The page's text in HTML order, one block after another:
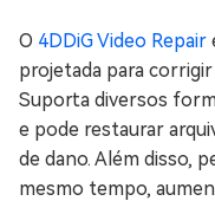
O 4DDiG Video Repair
projetada para
Suporta diversos
e pode restaurar
de dano. Além disso,
mesmo tempo,